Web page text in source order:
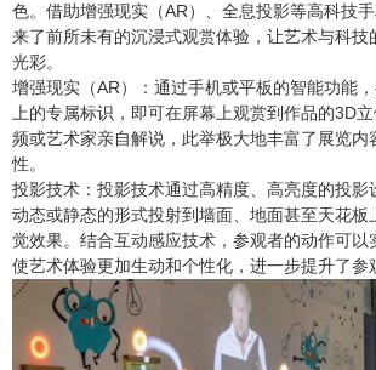
色。借助增强现实（AR）、全息投影等高科技
来了前所未有的沉浸式观赏体验，让艺术与科技
光彩。
增强现实（AR）：通过手机或平板的智能功能
上的专属标识，即可在屏幕上观赏到作品的3D
频或艺术家亲自解说，此举极大地丰富了展览内
性。
投影技术：投影技术通过高精度、高亮度的投影
动态或静态的形式投射到墙面、地面甚至天花板
觉效果。结合互动感应技术，参观者的动作可以
使艺术体验更加生动和个性化，进一步提升了参